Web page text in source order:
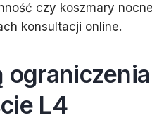
czy koszmary
konsultacji online.
L4